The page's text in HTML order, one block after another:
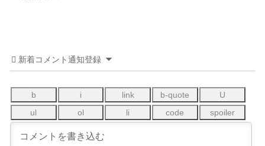
新着コメント通知登録